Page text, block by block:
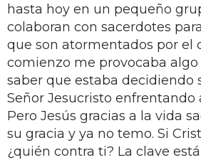
hasta hoy en un pequeño
colaboran con sacerdotes
que son atormentados por el
comienzo me provocaba algo
saber que estaba decidiendo
Señor Jesucristo enfrentando
Pero Jesús gracias a la vida
su gracia y ya no temo. Si
¿quién contra ti? La clave